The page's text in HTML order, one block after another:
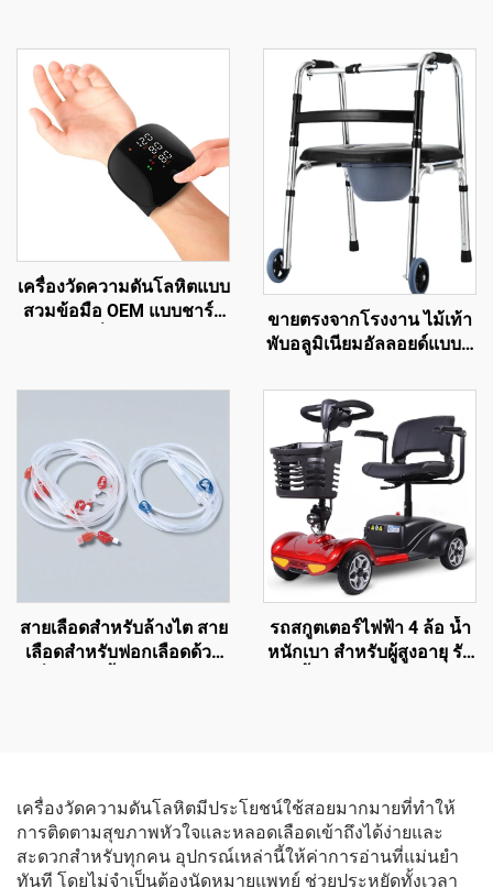
เครื่องวัดความดันโลหิตแบบ
สวมข้อมือ OEM แบบชาร์จ
ขายตรงจากโรงงาน ไม้เท้า
พับอลูมิเนียมอัลลอยด์แบบมี
พิการ ซื้อโดยตรงจากแหล่ง
ผลิต
สายเลือดสำหรับล้างไต สาย
เลือดสำหรับฟอกเลือดด้วย
รถสกูตเตอร์ไฟฟ้า 4 ล้อ น้ำ
หนักเบา สำหรับผู้สูงอายุ รับ
เครื่องวัดความดันโลหิตมีประโยชน์ใช้สอยมากมายที่ทำให้
การติดตามสุขภาพหัวใจและหลอดเลือดเข้าถึงได้ง่ายและ
สะดวกสำหรับทุกคน อุปกรณ์เหล่านี้ให้ค่าการอ่านที่แม่นยำ
ทันที โดยไม่จำเป็นต้องนัดหมายแพทย์ ช่วยประหยัดทั้งเวลา